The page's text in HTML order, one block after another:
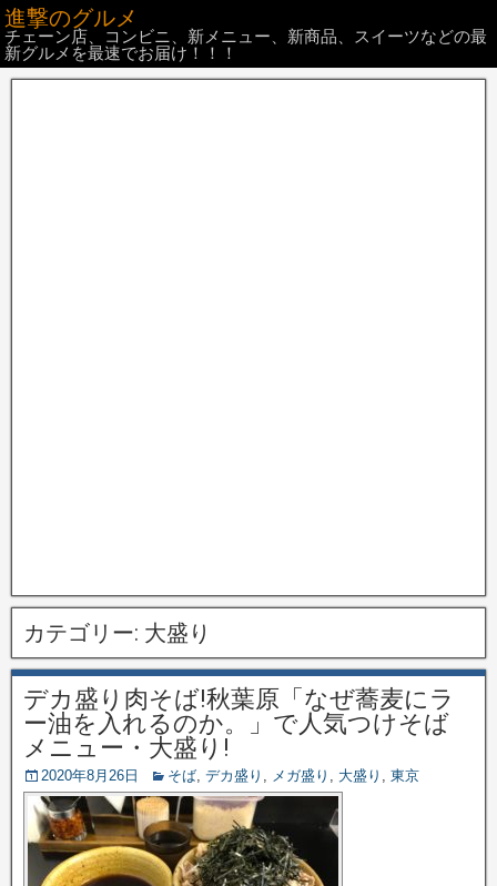
進撃のグルメ
チェーン店、コンビニ、新メニュー、新商品、スイーツなどの最
新グルメを最速でお届け！！！
カテゴリー: 大盛り
デカ盛り肉そば!秋葉原「なぜ蕎麦にラ
ー油を入れるのか。」で人気つけそば
メニュー・大盛り!
2020年8月26日 そば, デカ盛り , メガ盛り , 大盛り , 東京